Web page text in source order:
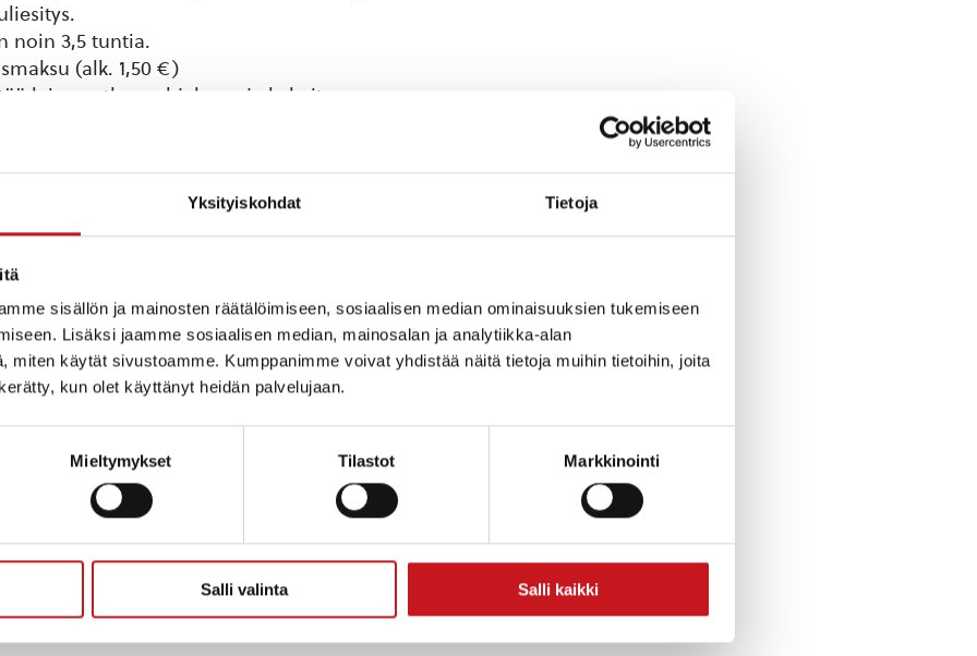
Yksityiskohdat Tietoja
sisällön ja mainosten räätälöimiseen, sosiaalisen median ominaisuuksien tukemiseen
Lisäksi jaamme sosiaalisen median, mainosalan ja analytiikka-alan
miten käytät sivustoamme. Kumppanimme voivat yhdistää näitä tietoja muihin tietoihin, joita
kun olet käyttänyt heidän palvelujaan.
Mieltymykset Tilastot Markkinointi
Salli valinta Salli kaikki
noin 3,5 tuntia.
(alk. 1,50 €)
laivamatkan, ohjelman ja kahvit.
kasveja ja kansanparantajia, Konneveden museo
runolauluja ja loitsuja museon savutuvassa ja Maire Lehmonen
kansanparantaja Aapi Lehmosen kasvipenkkiä. Museon näyttelyt
pääsy.
ja musiikkia, Hankasalmen museokylä
Pihlaja kertoo metson elinympäristöstä sekä ihmisen ja metson
esittää musiikkilukiolainen ja nuori metsästäjä Valtteri
Tarjolla lounasta omakustanteisesti.
Konneveden museolta Häähninmäelle
noin 30 km yhteen suuntaan.
Hankasalmelta Häähninmäelle
noin 16 km yhteen suuntaan.